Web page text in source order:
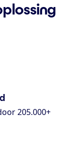
205.000+